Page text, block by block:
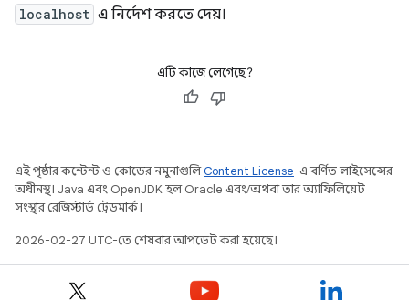
localhost এ নির্দেশ করতে দেয়।
এটি কাজে লেগেছে?
এই পৃষ্ঠার কন্টেন্ট ও কোডের নমুনাগুলিContent License-এ বর্ণিত লাইসেন্সের
অধীনস্থ। Java এবং OpenJDK হল Oracle এবং/অথবা তার অ্যাফিলিয়েট
সংস্থার রেজিস্টার্ড ট্রেডমার্ক।
2026-02-27 UTC-তে শেষবার আপডেট করা হয়েছে।